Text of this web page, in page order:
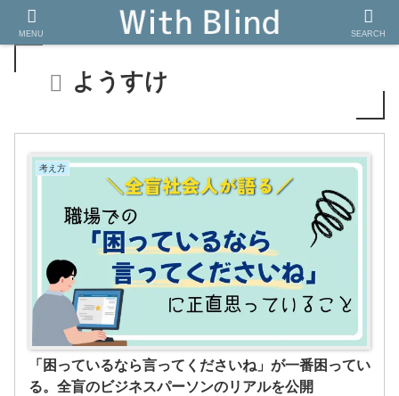
ようすけ
考え方
「困っているなら言ってくださいね」が一番困ってい
る。全盲のビジネスパーソンのリアルを公開
MENU SEARCH